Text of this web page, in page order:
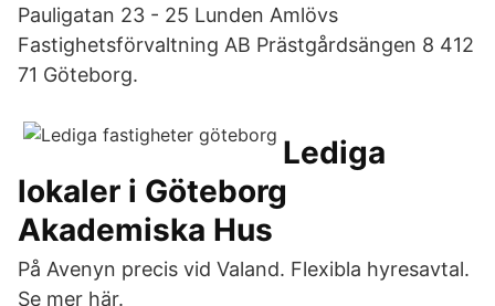
Pauligatan 23 - 25 Lunden Amlövs
Fastighetsförvaltning AB Prästgårdsängen 8 412
71 Göteborg.
Lediga
lokaler i Göteborg
Akademiska Hus
På Avenyn precis vid Valand. Flexibla hyresavtal.
Se mer här.